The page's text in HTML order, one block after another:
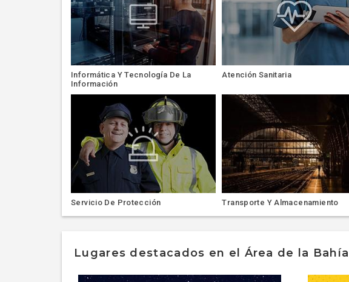
Informática Y Tecnología De La
Información
Atención Sanitaria
Servicio De Protección Transporte Y Almacenamiento
Lugares destacados en el Área de la Bahía